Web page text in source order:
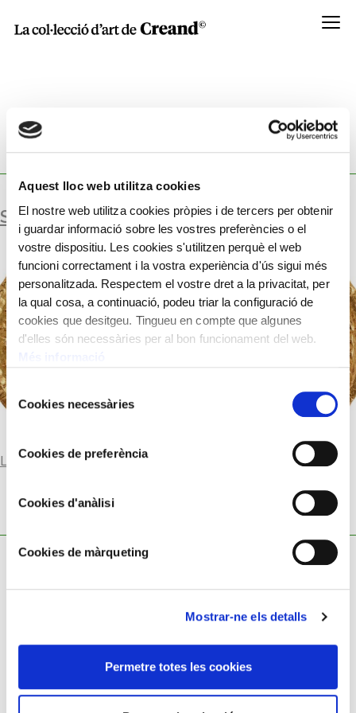
Aquest lloc web utilitza cookies
El nostre web utilitza cookies pròpies i de tercers per obtenir
i guardar informació sobre les vostres preferències o el
vostre dispositiu. Les cookies s'utilitzen perquè el web
funcioni correctament i la vostra experiència d'ús sigui més
personalitzada. Respectem el vostre dret a la privacitat, per
la qual cosa, a continuació, podeu triar la configuració de
cookies que desitgeu. Tingueu en compte que algunes
d'elles són necessàries per al bon funcionament del web.
Selecció
deCookies necessàries
Cookies de preferència
Cookies d'anàlisi
Cookies de màrqueting
Mostrar-ne els detalls
Permetre totes les cookies
Menú
WORKSHOP:
ENCUNYAT PER JULIÀ, EMPERADOR
ROMÀ.
SÒLID
Llegir-ne més
Política de privacitat
Avís legal